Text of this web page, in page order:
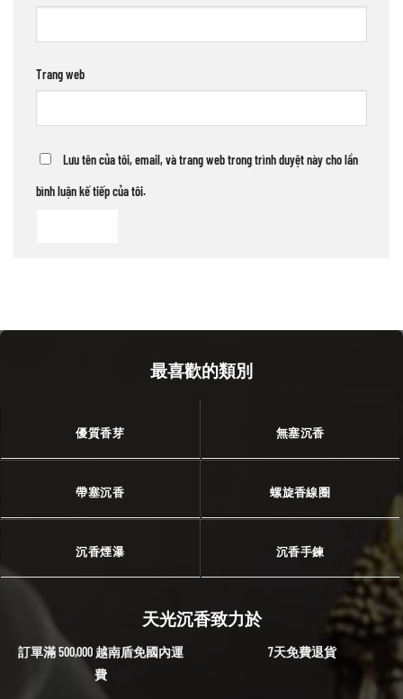
Trang web
Lưu tên của tôi, email, và trang web trong trình duyệt này cho lần
bình luận kế tiếp của tôi.
最喜歡的類別
優質香芽 無塞沉香
帶塞沉香 螺旋香線圈
沉香煙瀑 沉香手鍊
天光沉香致力於
訂單滿 500,000 越南盾免國內運
費
7天免費退貨